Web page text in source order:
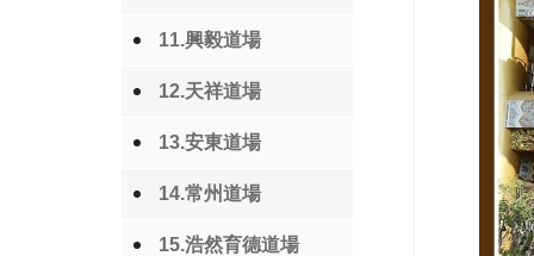
11.興毅道場
12.天祥道場
13.安東道場
14.常州道場
15.浩然育德道場